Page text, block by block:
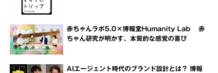
赤ちゃんラボ5.0×博報堂Humanity Lab 赤
ちゃん研究が明かす、本質的な感覚の喜び
AIエージェント時代のブランド設計とは？ 博報